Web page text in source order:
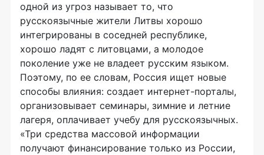
одной из угроз называет то, что
русскоязычные жители Литвы хорошо
интегрированы в соседней республике,
хорошо ладят с литовцами, а молодое
поколение уже не владеет русским языком.
Поэтому, по ее словам, Россия ищет новые
способы влияния: создает интернет-порталы,
организовывает семинары, зимние и летние
лагеря, оплачивает учебу для русскоязычных.
«Три средства массовой информации
получают финансирование только из России,